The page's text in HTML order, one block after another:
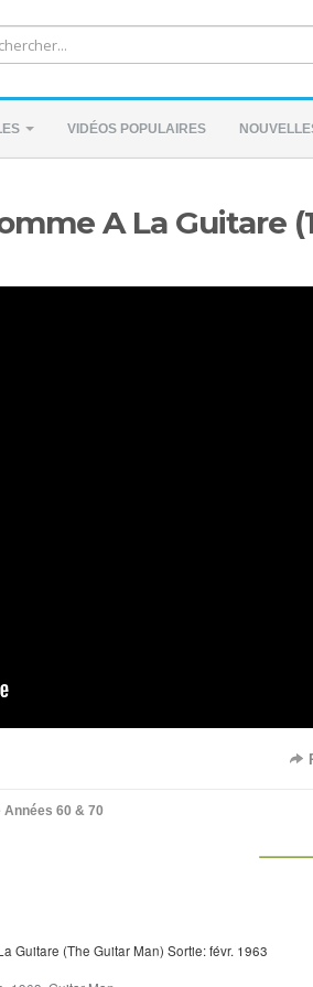
VIDÉOS POPULAIRES
A La Guitare
Années 60 & 70
Guitare (The Guitar Man) Sortie: févr. 1963